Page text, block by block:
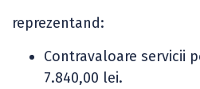
reprezentand:
Contravaloare servicii
7.840,00 lei.